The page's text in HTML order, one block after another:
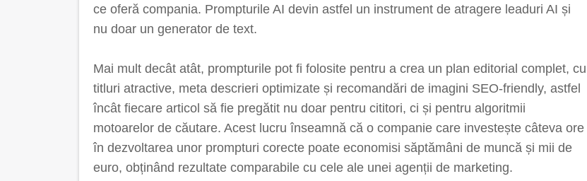
ce oferă compania. Prompturile AI devin astfel un instrument de atragere leaduri AI și
nu doar un generator de text.
Mai mult decât atât, prompturile pot fi folosite pentru a crea un plan editorial complet, cu
titluri atractive, meta descrieri optimizate și recomandări de imagini SEO-friendly, astfel
încât fiecare articol să fie pregătit nu doar pentru cititori, ci și pentru algoritmii
motoarelor de căutare. Acest lucru înseamnă că o companie care investește câteva ore
în dezvoltarea unor prompturi corecte poate economisi săptămâni de muncă și mii de
euro, obținând rezultate comparabile cu cele ale unei agenții de marketing.